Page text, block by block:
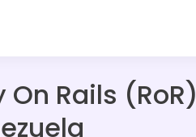
Rails (RoR)